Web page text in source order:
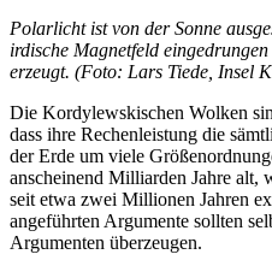
Polarlicht ist von der Sonne
irdische Magnetfeld
erzeugt. (Foto: Lars Tiede, Insel
Die Kordylewskischen Wolken
dass ihre Rechenleistung die
der Erde um viele
anscheinend Milliarden Jahre alt,
seit etwa zwei Millionen Jahren
angeführten Argumente sollten
Argumenten überzeugen.